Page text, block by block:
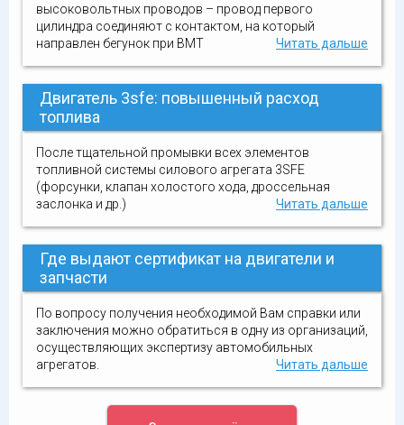
высоковольтных проводов – провод первого
цилиндра соединяют с контактом, на который
направлен бегунок при ВМТ
Читать дальше
Двигатель 3sfe: повышенный расход
топлива
После тщательной промывки всех элементов
топливной системы силового агрегата 3SFE
(форсунки, клапан холостого хода, дроссельная
заслонка и др.)
Читать дальше
Где выдают сертификат на двигатели и
запчасти
По вопросу получения необходимой Вам справки или
заключения можно обратиться в одну из организаций,
осуществляющих экспертизу автомобильных
агрегатов.
Читать дальше